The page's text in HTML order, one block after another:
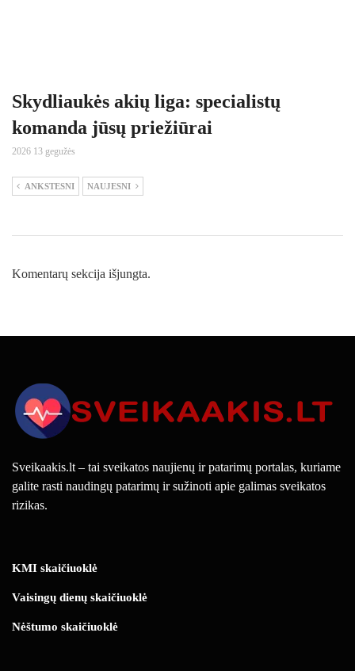
Skydliaukės akių liga: specialistų
komanda jūsų priežiūrai
2026 13 gegužės
ANKSTESNI NAUJESNI
Komentarų sekcija išjungta.
Sveikaakis.lt – tai sveikatos naujienų ir patarimų portalas, kuriame
galite rasti naudingų patarimų ir sužinoti apie galimas sveikatos
rizikas.
KMI skaičiuoklė
Vaisingų dienų skaičiuoklė
Nėštumo skaičiuoklė